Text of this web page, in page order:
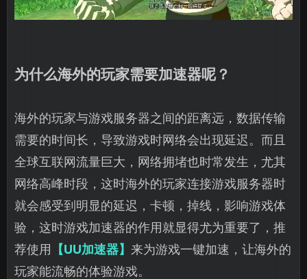
为什么海外的玩家需要加速器呢？
海外的玩家与游戏服务器之间的距离远，数据传输
需要的时间长，导致游戏时网络会出现延迟。而且
全球互联网流量巨大，网络拥堵也时常发生，尤其
网络高峰时段，这时海外的玩家连接游戏服务器时
就会感受到明显的延迟，卡顿，掉线，影响游戏体
验，这时游戏加速器的作用就显得尤为重要了，推
荐使用 【UU加速器】 来为游戏一键加速，让海外的
玩家能流畅的体验游戏。